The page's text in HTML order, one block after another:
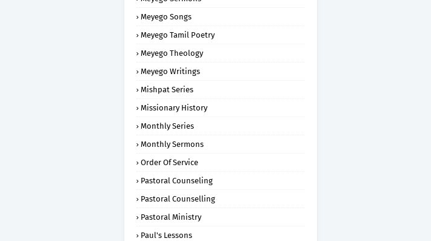
Meyego Songs
Meyego Tamil Poetry
Meyego Theology
Meyego Writings
Mishpat Series
Missionary History
Monthly Series
Monthly Sermons
Order Of Service
Pastoral Counseling
Pastoral Counselling
Pastoral Ministry
Paul's Lessons